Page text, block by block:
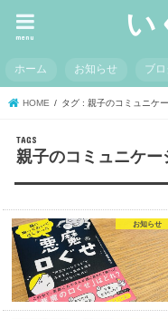
い
menu
ホーム お知らせ ブロ
HOME タグ : 親子のコミュニケ
親子のコミュニケー
お知らせ